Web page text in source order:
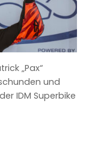
„Pax“
und
IDM Superbike